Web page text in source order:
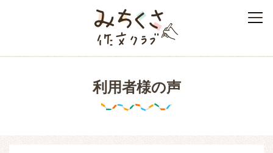
利用者様の声